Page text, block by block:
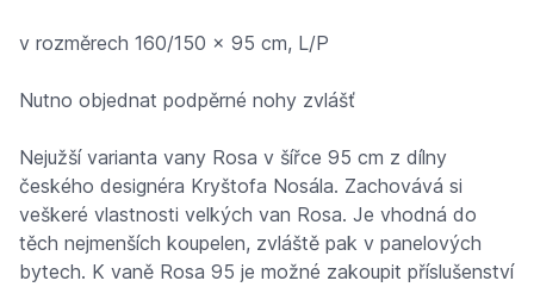
v rozměrech 160/150 x 95 cm, L/P
Nutno objednat podpěrné nohy zvlášť
Nejužší varianta vany Rosa v šířce 95 cm z dílny
českého designéra Kryštofa Nosála. Zachovává si
veškeré vlastnosti velkých van Rosa. Je vhodná do
těch nejmenších koupelen, zvláště pak v panelových
bytech. K vaně Rosa 95 je možné zakoupit příslušenství